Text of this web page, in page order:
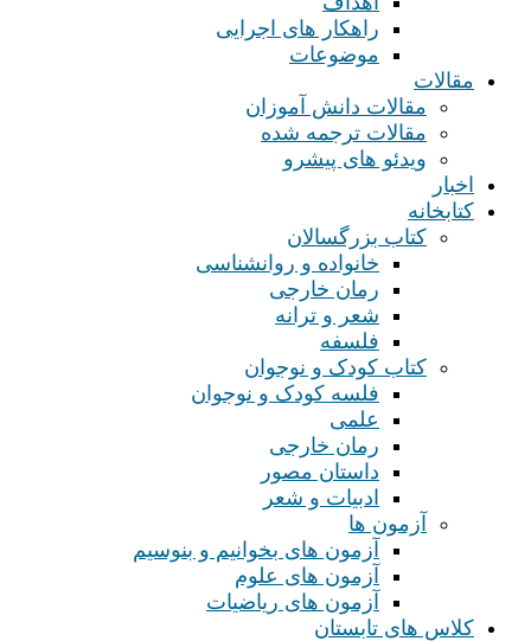
راهکار های اجرایی
موضوعات
مقالات
مقالات دانش آموزان
مقالات ترجمه شده
ویدئو های پیشرو
اخبار
کتابخانه
کتاب بزرگسالان
خانواده و روانشناسی
رمان خارجی
شعر و ترانه
فلسفه
کتاب کودک و نوجوان
فلسه کودک و نوجوان
علمی
رمان خارجی
داستان مصور
ادبیات و شعر
آزمون ها
آزمون های بخوانیم و بنوسیم
آزمون های علوم
آزمون های ریاضیات
کلاس های تابستان